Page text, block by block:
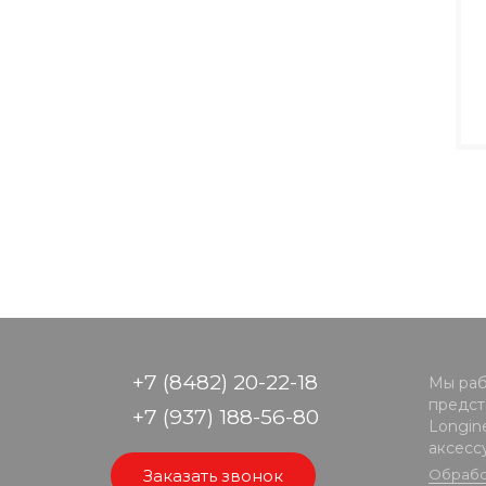
+7 (8482) 20-22-18
+7 (937) 188-56-80
Заказать звонок
Мы